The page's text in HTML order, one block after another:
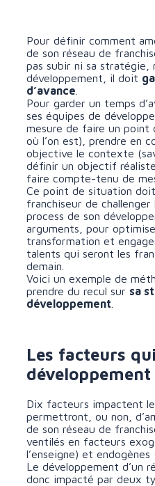
Pour définir comment
de son réseau de
pas subir ni sa stratégie,
développement, il doit
d’avance
Pour garder un temps
ses équipes de
mesure de faire un point
où l’on est), prendre en
objective le contexte
définir un objectif
faire compte-tenu de
Ce point de situation
franchiseur de
process de son
arguments, pour
transformation et
talents qui seront les
demain.
Voici un exemple de
prendre du recul sur sa
développement
Les facteurs
développement
Dix facteurs impactent
permettront, ou non,
de son réseau de
ventilés en facteurs
l’enseigne) et endogènes
Le développement d’un
donc impacté par deux